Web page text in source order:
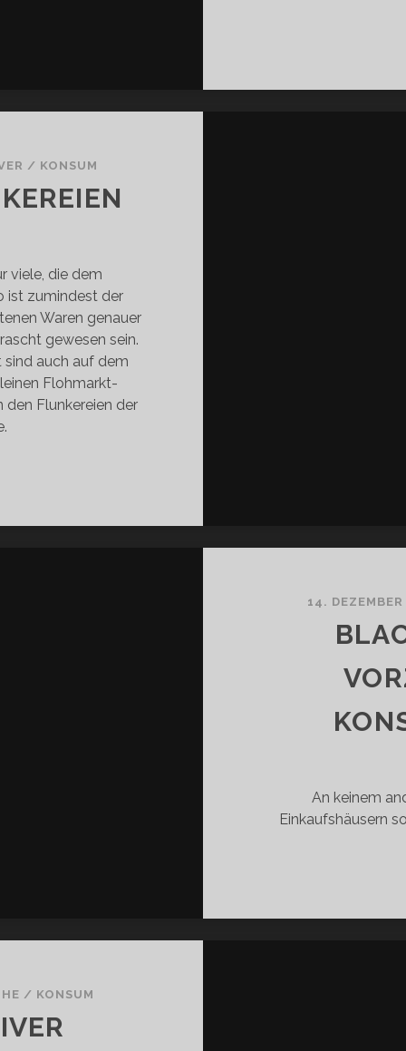
/ KONSUM
viele, die dem
ist zumindest der
Waren genauer
gewesen sein.
auch auf dem
Flohmarkt-
den Flunkereien der
14.
An keinem
Einkaufshäusern
/ KONSUM